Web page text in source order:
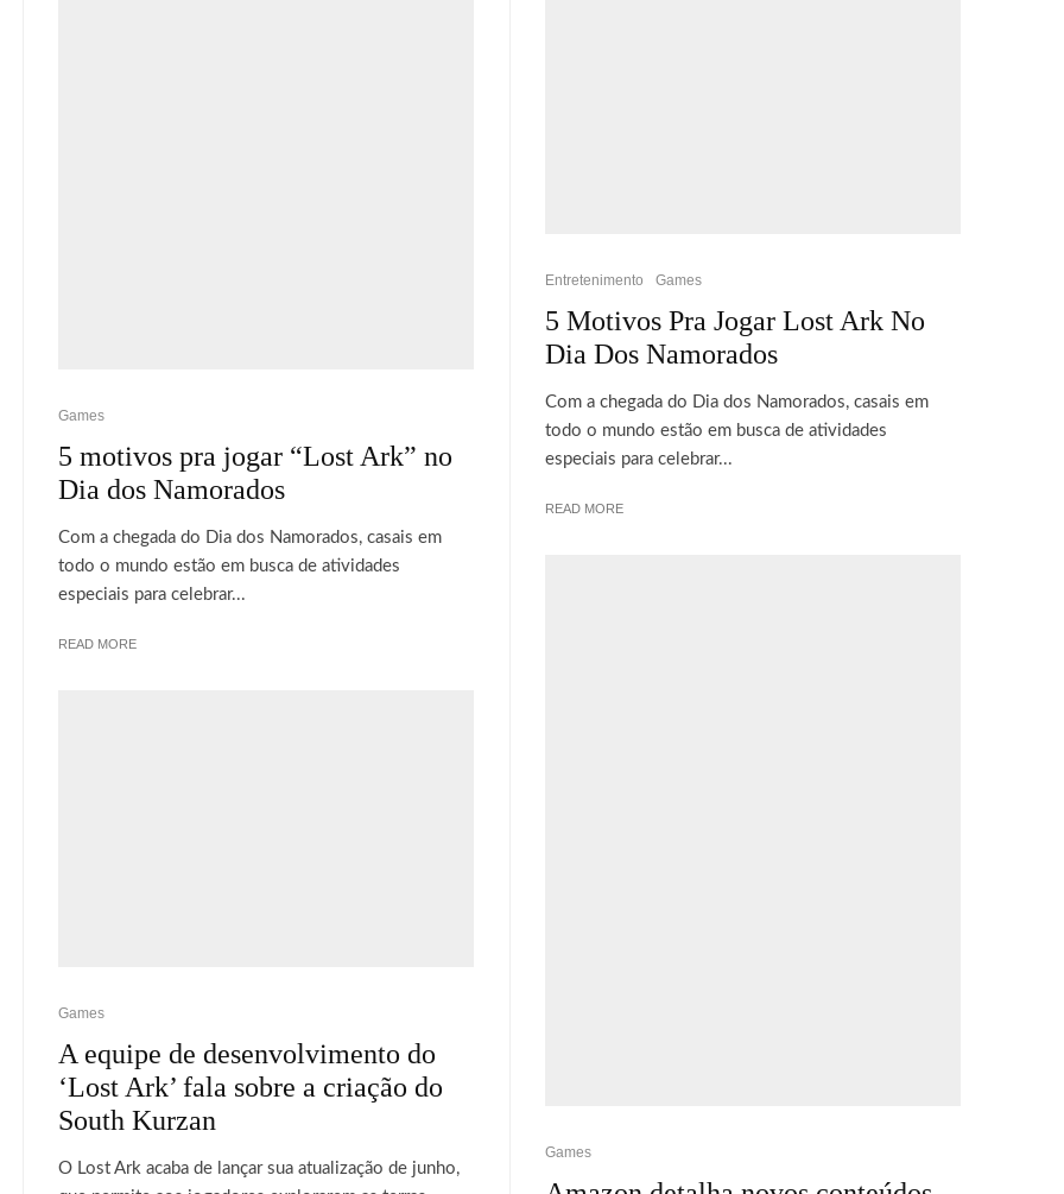
Games
5 motivos pra jogar “Lost Ark” no
Dia dos Namorados
Com a chegada do Dia dos Namorados, casais em
todo o mundo estão em busca de atividades
especiais para celebrar...
READ MORE
Games
A equipe de desenvolvimento do
‘Lost Ark’ fala sobre a criação do
South Kurzan
O Lost Ark acaba de lançar sua atualização de junho,
Entretenimento Games
5 Motivos Pra Jogar Lost Ark No
Dia Dos Namorados
Com a chegada do Dia dos Namorados, casais em
todo o mundo estão em busca de atividades
especiais para celebrar...
READ MORE
Games